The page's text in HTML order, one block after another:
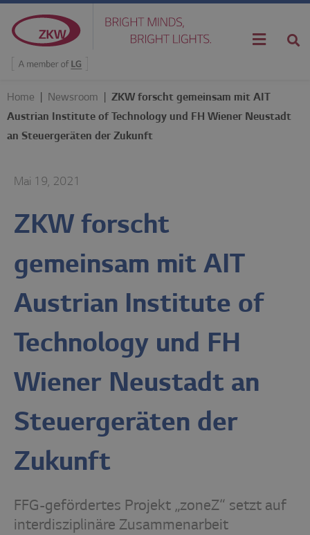
Home Newsroom
ZKW forscht gemeinsam mit AIT
Austrian Institute of Technology und FH Wiener Neustadt
an Steuergeräten der Zukunft
Mai 19, 2021
ZKW forscht
gemeinsam mit AIT
Austrian Institute of
Technology und FH
Wiener Neustadt an
Steuergeräten der
Zukunft
FFG-gefördertes Projekt „zoneZ“ setzt auf
interdisziplinäre Zusammenarbeit